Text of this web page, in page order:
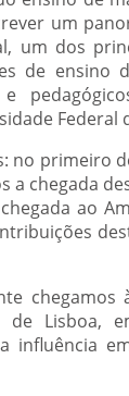
um
um dos
de ensino
Federal
no primeiro
a chegada
ao
chegamos
Lisboa,
influência